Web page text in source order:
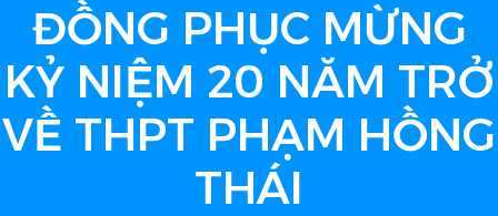
ĐỒNG PHỤC MỪNG
KỶ NIỆM 20 NĂM TRỞ
VỀ THPT PHẠM HỒNG
THÁI